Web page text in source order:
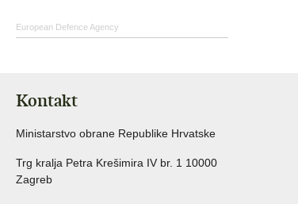
European Defence Agency
Kontakt
Ministarstvo obrane Republike Hrvatske
Trg kralja Petra Krešimira IV br. 1 10000
Zagreb